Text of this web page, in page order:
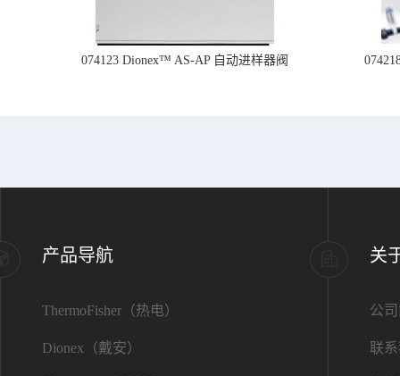
074123 Dionex™ AS-AP 自动进样器阀
产品导航
ThermoFisher（热电）
Dionex（戴安）
关
公
联